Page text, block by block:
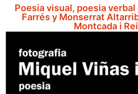
Poesia visual, poesia
Farrés y Monserrat
Montcada i